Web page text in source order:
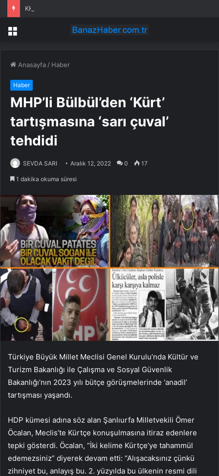
Menü
Anasayfa / Haber
Haber
MHP’li Bülbül’den ‘Kürt’
tartışmasına ‘sarı çuval’
tehdidi
SEVDA SARI Aralık 12, 2022 0 17
1 dakika okuma süresi
Türkiye Büyük Millet Meclisi Genel Kurulu’nda Kültür ve
Turizm Bakanlığı ile Çalışma ve Sosyal Güvenlik
Bakanlığı’nın 2023 yılı bütçe görüşmelerinde ‘anadil’
tartışması yaşandı.
HDP kümesi adına söz alan Şanlıurfa Milletvekili Ömer
Öcalan, Meclis’te Kürtçe konuşulmasına itiraz edenlere
tepki gösterdi. Öcalan, “İki kelime Kürtçe’ye tahammül
edemezsiniz” diyerek devam etti: “Alışacaksınız çünkü
zihniyet bu, anlayış bu. 2. yüzyılda bu ülkenin resmi dili